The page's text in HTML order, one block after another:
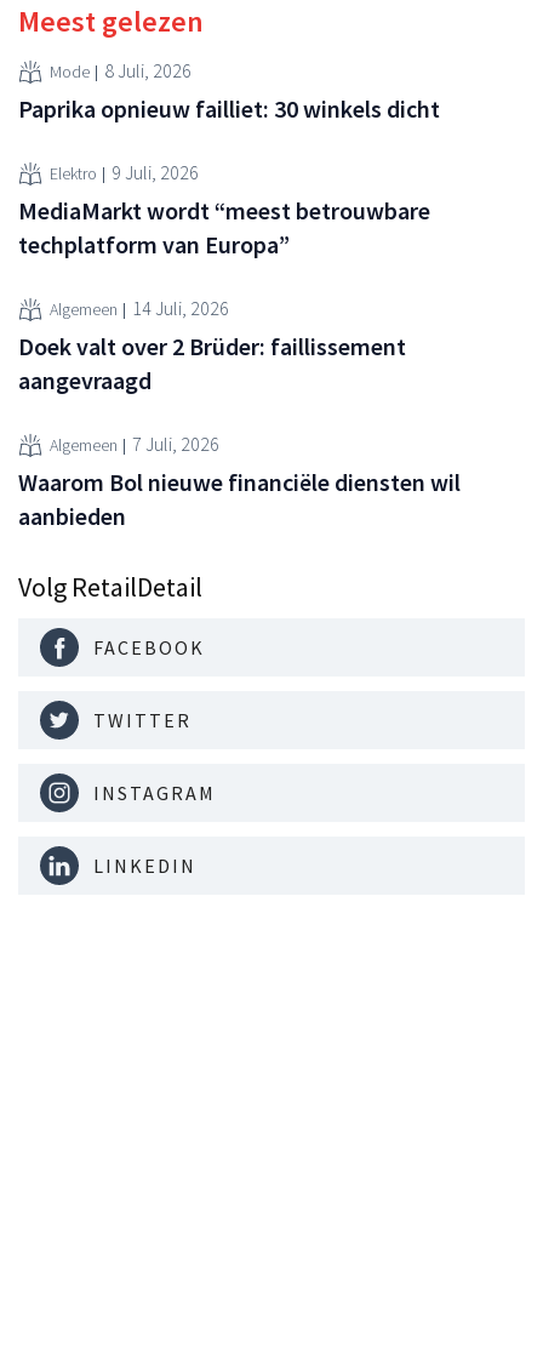
Meest gelezen
Mode 8 Juli, 2026
Paprika opnieuw failliet: 30 winkels dicht
Elektro 9 Juli, 2026
MediaMarkt wordt “meest betrouwbare
techplatform van Europa”
Algemeen 14 Juli, 2026
Doek valt over 2 Brüder: faillissement
aangevraagd
Algemeen 7 Juli, 2026
Waarom Bol nieuwe financiële diensten wil
aanbieden
Volg RetailDetail
FACEBOOK
TWITTER
INSTAGRAM
LINKEDIN